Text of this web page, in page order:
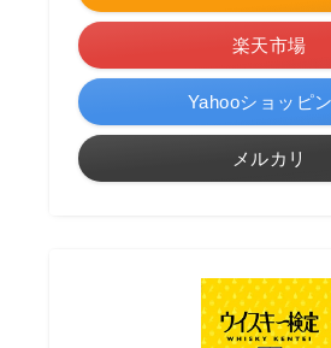
楽天市場
Yahooショッピ
メルカリ